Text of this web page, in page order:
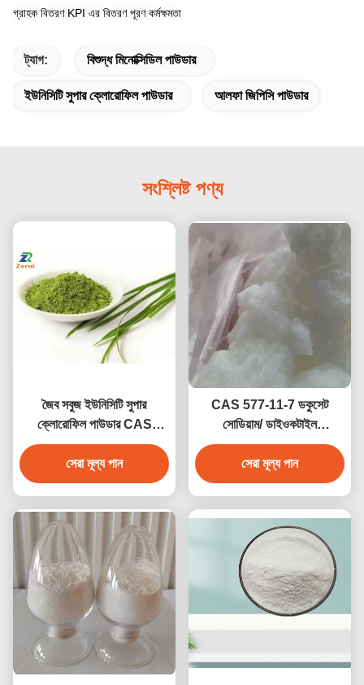
গ্রাহক বিতরণ KPI এর বিতরণ পূরণ কর্মক্ষমতা
ট্যাগ: বিশুদ্ধ মিনোক্সিডিল পাউডার
ইউনিসিটি সুপার ক্লোরোফিল পাউডার আলফা জিপিসি পাউডার
সংশ্লিষ্ট পণ্য
জৈব সবুজ ইউনিসিটি সুপার
ক্লোরোফিল পাউডার CAS
1406-65-1
সেরা মূল্য পান
CAS 577-11-7 ডকুসেট
সোডিয়াম/ ডাইওকটাইল
সালফোসুকিনেট সোডিয়াম সল্ট
ডিডিএস মোম সলিড
সেরা মূল্য পান